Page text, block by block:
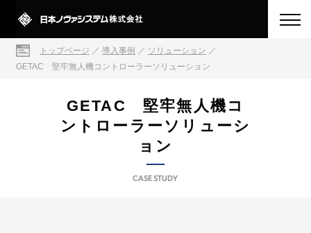
トップページ ／ 導入事例 ／ ソリューション ／
GETAC 堅牢無人機コントローラーソリューション
GETAC 堅牢無人機コ
ントローラーソリューシ
ョン
CASE STUDY